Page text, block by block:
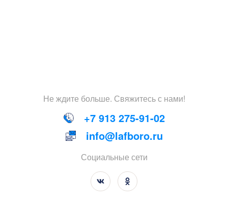
Не ждите больше. Свяжитесьс нами!
+7 913 275-91-02
info@lafboro.ru
Социальные сети